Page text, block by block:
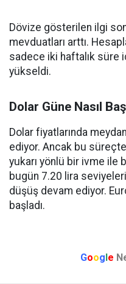
Dövize gösterilen ilgi
mevduatları arttı.
sadece iki haftalık süre
yükseldi.
Dolar Güne Nasıl
Dolar fiyatlarında
ediyor. Ancak bu
yukarı yönlü bir ivme ile
bugün 7.20 lira
düşüş devam ediyor.
başladı.
Google